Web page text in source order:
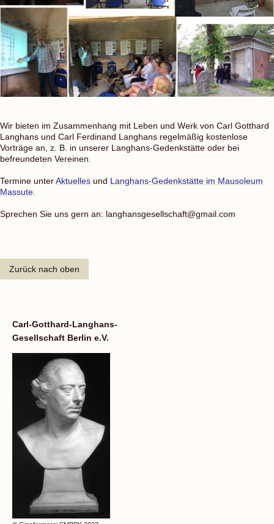
Wir bieten im Zusammenhang mit Leben und Werk von Carl Gotthard
Langhans und Carl Ferdinand Langhans regelmäßig kostenlose
Vorträge an, z. B. in unserer Langhans-Gedenkstätte oder bei
befreundeten Vereinen.
Termine unterAktuelles und Langhans-Gedenkstätte im Mausoleum
Massute
Sprechen Sie uns gern an: langhansgesellschaft@gmail.com
Zurück nach oben
Carl-Gotthard-Langhans-
Gesellschaft Berlin e.V.